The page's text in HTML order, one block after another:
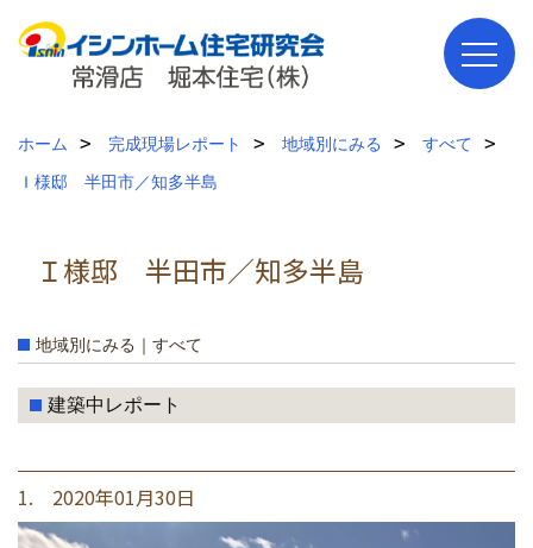
ホーム 完成現場レポート 地域別にみる
すべて
Ｉ様邸 半田市／知多半島
Ｉ様邸 半田市／知多半島
地域別にみる｜すべて
建築中レポート
1. 2020年01月30日